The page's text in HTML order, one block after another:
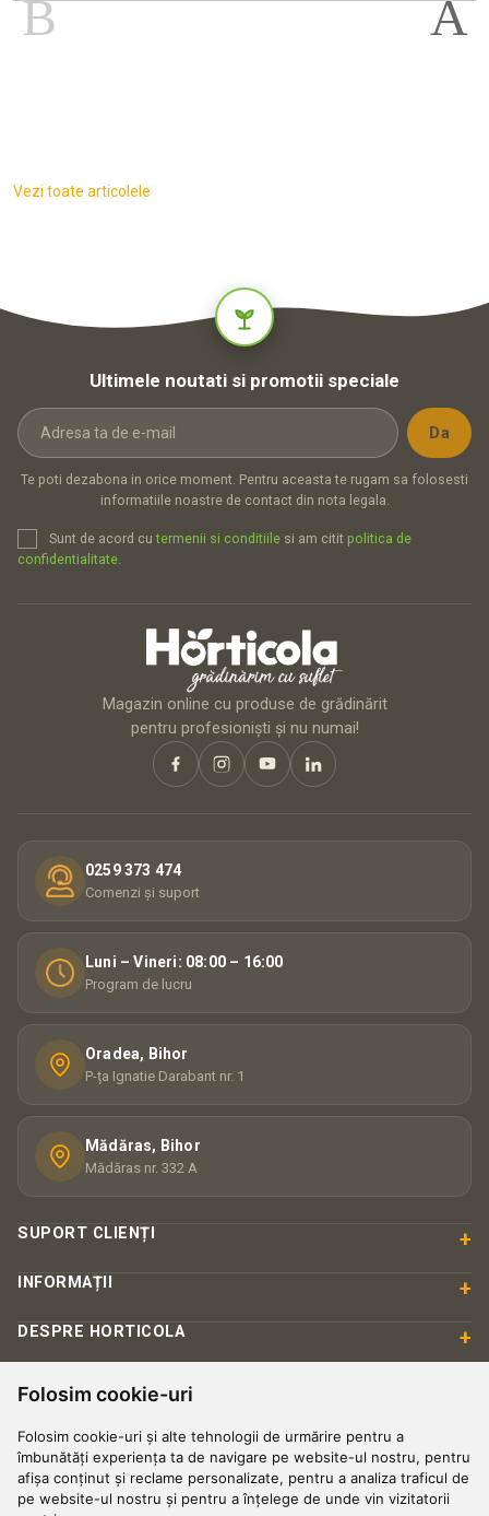
Folosim cookie-uri
Folosim cookie-uri și alte tehnologii de urmărire pentru a
îmbunătăți experiența ta de navigare pe website-ul nostru, pentru
afișa conținut și reclame personalizate, pentru a analiza traficul de
pe website-ul nostru și pentru a înțelege de unde vin vizitatorii
Vezi toate articolele
Ultimele noutati si promotii speciale
Te poti dezabona in orice moment. Pentru aceasta te rugam sa folosesti
informatiile noastre de contact din nota legala.
Sunt de acord cutermenii si conditiile si am citit politica de
confidentialitate.
Magazin online cu produse de grădinărit
pentru profesioniști și nu numai!
0259 373 474
Comenzi și suport
Luni – Vineri: 08:00 – 16:00
Program de lucru
Oradea, Bihor
P-ța Ignatie Darabant nr. 1
Mădăras, Bihor
Mădăras nr. 332 A
SUPORT CLIENȚI +
INFORMAȚII +
DESPRE HORTICOLA +
PLATĂ & SIGURANȚĂ